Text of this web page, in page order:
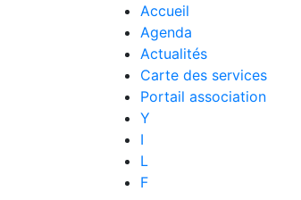
Accueil
Agenda
Actualités
Carte des services
Portail association
Y
I
L
F